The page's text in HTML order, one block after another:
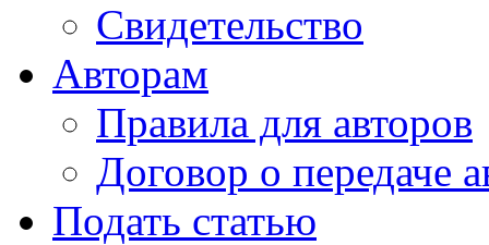
Свидетельство
Авторам
Правила для авторов
Договор о передаче
Подать статью